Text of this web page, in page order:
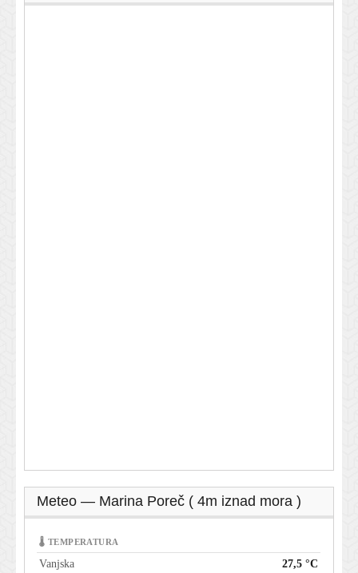
Meteo — Marina Poreč ( 4m iznad mora )
🌡 TEMPERATURA
Vanjska 27,5 °C